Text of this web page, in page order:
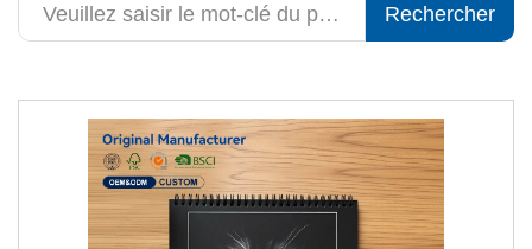
Ressources
Contactez-Nous
Rechercher